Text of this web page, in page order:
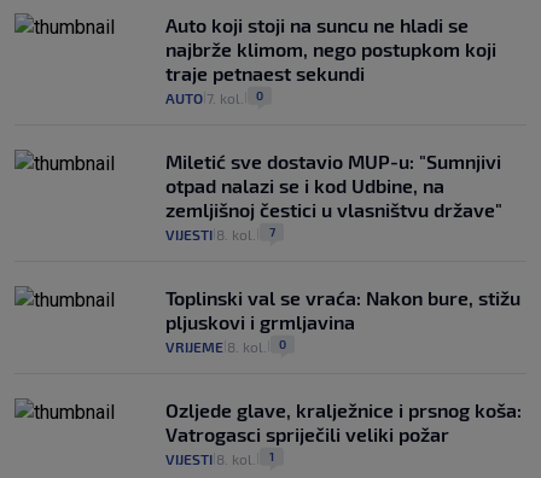
Auto koji stoji na suncu ne hladi se
najbrže klimom, nego postupkom koji
traje petnaest sekundi
AUTO 7. kol. 0
Miletić sve dostavio MUP-u: "Sumnjivi
otpad nalazi se i kod Udbine, na
zemljišnoj čestici u vlasništvu države"
VIJESTI 8. kol. 7
Toplinski val se vraća: Nakon bure, stižu
pljuskovi i grmljavina
VRIJEME 8. kol. 0
Ozljede glave, kralježnice i prsnog koša:
Vatrogasci spriječili veliki požar
VIJESTI 8. kol. 1